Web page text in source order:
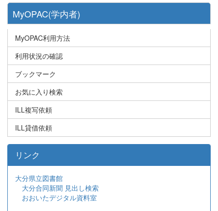
MyOPAC(学内者)
MyOPAC利用方法
利用状況の確認
ブックマーク
お気に入り検索
ILL複写依頼
ILL貸借依頼
リンク
大分県立図書館
大分合同新聞 見出し検索
おおいたデジタル資料室